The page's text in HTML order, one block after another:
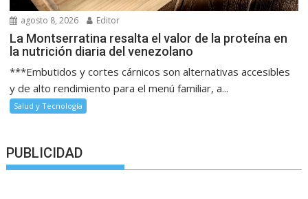
agosto 8, 2026 Editor
La Montserratina resalta el valor de la proteína en
la nutrición diaria del venezolano
***Embutidos y cortes cárnicos son alternativas accesibles
y de alto rendimiento para el menú familiar, a...
Salud y Tecnología
PUBLICIDAD